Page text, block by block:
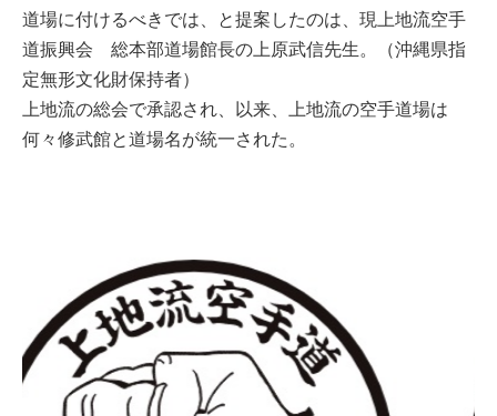
道場に付けるべきでは、と提案したのは、現上地流空手
道振興会 総本部道場館長の上原武信先生。（沖縄県指
定無形文化財保持者）
上地流の総会で承認され、以来、上地流の空手道場は
何々修武館と道場名が統一された。